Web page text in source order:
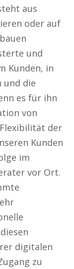
aus
oder auf
und
Kunden, in
und die
es für ihn
von
der
Kunden
im
vor Ort.
digitalen
zu